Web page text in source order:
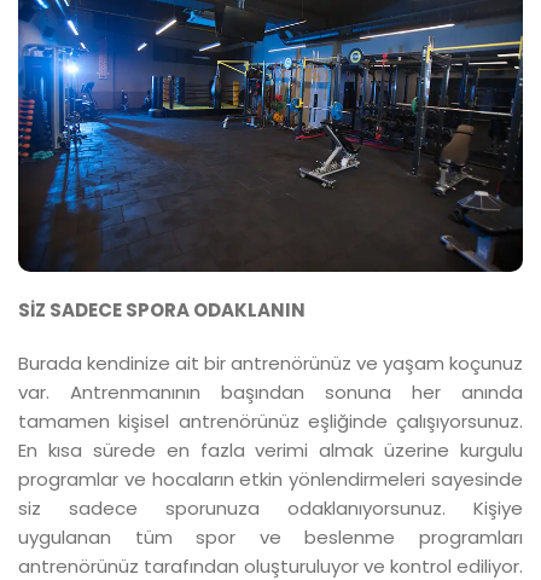
SİZ SADECE SPORA ODAKLANIN
Burada kendinize ait bir antrenörünüz ve yaşam koçunuz
var. Antrenmanının başından sonuna her anında
tamamen kişisel antrenörünüz eşliğinde çalışıyorsunuz.
En kısa sürede en fazla verimi almak üzerine kurgulu
programlar ve hocaların etkin yönlendirmeleri sayesinde
siz sadece sporunuza odaklanıyorsunuz. Kişiye
uygulanan tüm spor ve beslenme programları
antrenörünüz tarafından oluşturuluyor ve kontrol ediliyor.